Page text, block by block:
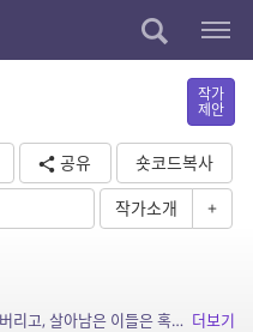
작가
제안
공유
숏코드복사
작가소개 +
소개: 어느날, 태양 아래 모든 이가 불타버리고, 살아남은 이들은 혹독한 추위 속에서 살아남기 위해 발버둥친다. 하지만 인간은 언제나 인간답게 무너지는데. 더보기